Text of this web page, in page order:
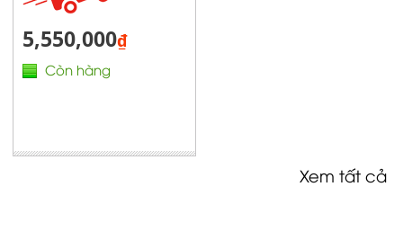
5,550,000₫
Còn hàng
Xem tất cả